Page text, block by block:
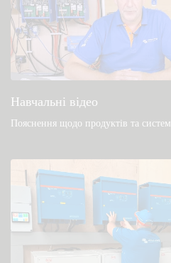
Навчальні відео
Пояснення щодо продуктів та систем